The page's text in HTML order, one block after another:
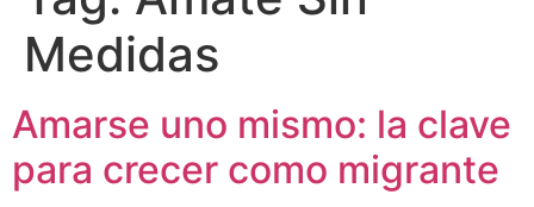
Medidas
Amarse uno mismo: la clave
para crecer como migrante